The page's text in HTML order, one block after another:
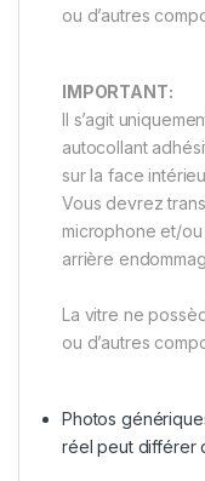
ou d’autres
IMPORTANT:
Il s’agit
autocollant
sur la face
Vous devrez
microphone et/ou
arrière
La vitre ne
ou d’autres
Photos
réel peut différer